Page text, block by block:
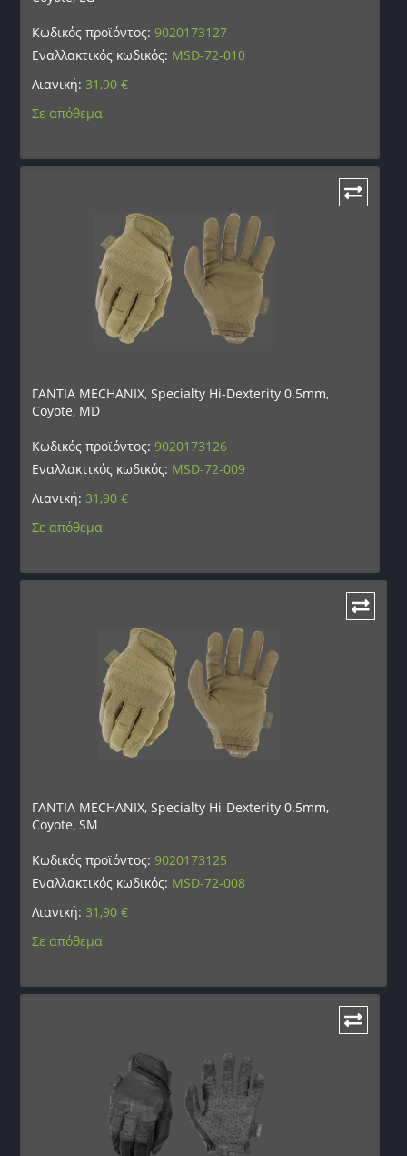
Κωδικός προϊόντος:9020173127
Εναλλακτικός κωδικός: MSD-72-010
Λιανική: 31,90€
Σε απόθεμα
ΓΑΝΤΙΑ MECHANIX, Specialty Hi-Dexterity 0.5mm,
Coyote, MD
Κωδικός προϊόντος:9020173126
Εναλλακτικός κωδικός: MSD-72-009
Λιανική: 31,90€
Σε απόθεμα
ΓΑΝΤΙΑ MECHANIX, Specialty Hi-Dexterity 0.5mm,
Coyote, SM
Κωδικός προϊόντος:9020173125
Εναλλακτικός κωδικός: MSD-72-008
Λιανική: 31,90€
Σε απόθεμα